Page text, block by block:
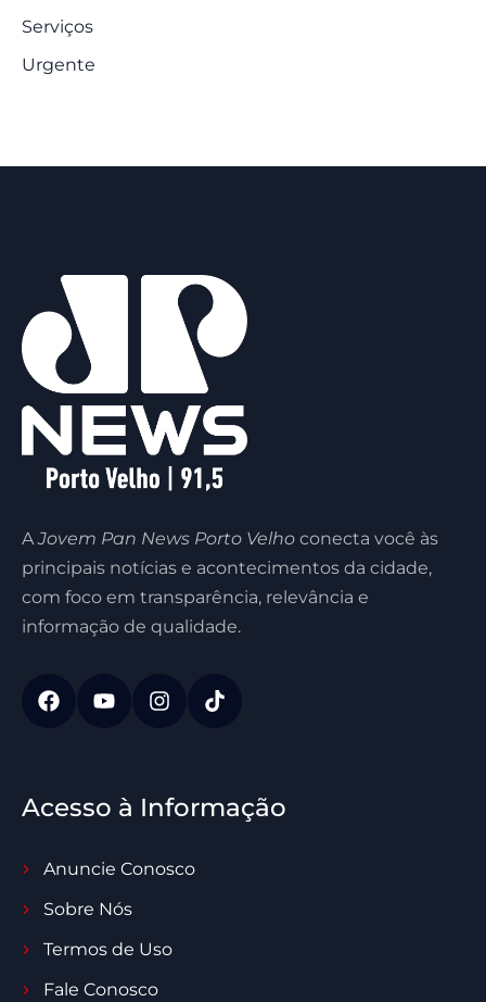
Serviços
Urgente
AJovem Pan News Porto Velho conecta você às
principais notícias e acontecimentos da cidade,
com foco em transparência, relevância e
informação de qualidade.
Acesso à Informação
Anuncie Conosco
Sobre Nós
Termos de Uso
Fale Conosco